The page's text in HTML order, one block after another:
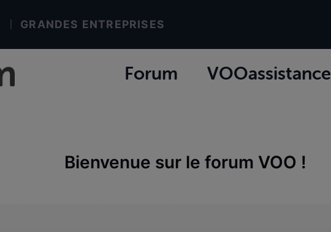
GRANDES ENTREPRISES
Forum VOOassistance
Bienvenue sur le forum VOO !